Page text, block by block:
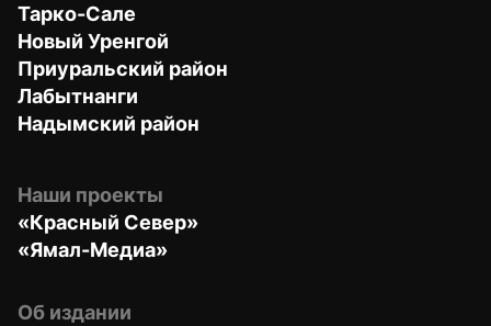
Тарко-Сале
Новый Уренгой
Приуральский район
Лабытнанги
Надымский район
Наши проекты
«Красный Север»
«Ямал-Медиа»
Об издании